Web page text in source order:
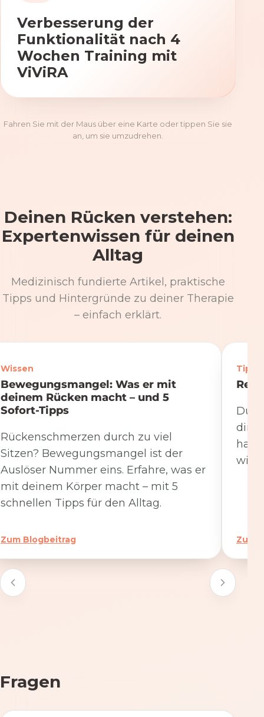
Verbesserung der
Funktionalität nach 4
Wochen Training mit
ViViRA
Fahren Sie mit der Maus über eine Karte oder tippen Sie sie
an, um sie umzudrehen.
Deinen Rücken verstehen:
Expertenwissen für deinen
Alltag
Medizinisch fundierte Artikel, praktische
Tipps und Hintergründe zu deiner Therapie
– einfach erklärt.
Wissen
Bewegungsmangel: Was er mit
deinem Rücken macht – und 5
Sofort-Tipps
Rückenschmerzen durch zu viel
Sitzen? Bewegungsmangel ist der
Auslöser Nummer eins. Erfahre, was er
mit deinem Körper macht – mit 5
schnellen Tipps für den Alltag.
Zum Blogbeitrag
Tipps
Du
hat.
Zum
Fragen